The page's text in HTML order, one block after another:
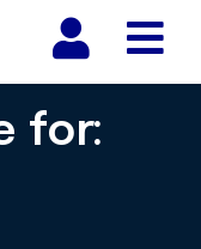
for: